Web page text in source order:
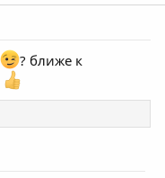
? ближе к